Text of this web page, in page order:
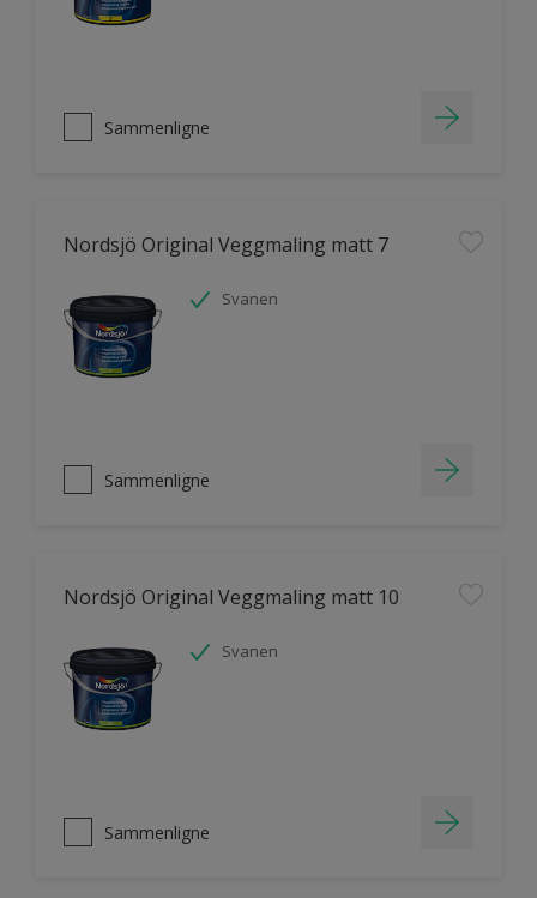
Sammenligne
Nordsjö Original Veggmaling matt 7
Svanen
Sammenligne
Nordsjö Original Veggmaling matt 10
Svanen
Sammenligne